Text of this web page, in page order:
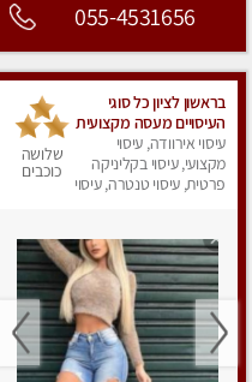
055-4531656
בראשון לציון כל סוגי
העיסויים מעסה מקצועית
ואיכותית פרטי!!!מומלץ
לחלוטין!! טל -03-
5413417
עיסוי אירוודה, עיסוי
מקצועי, עיסוי בקליניקה
פרטית, עיסוי טנטרה, עיסוי
שלושה
כוכבים